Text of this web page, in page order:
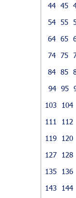
44 45
54 55
64 65
74 75
84 85
94 95
103
104
111
112
119
120
127
128
135
136
143
144